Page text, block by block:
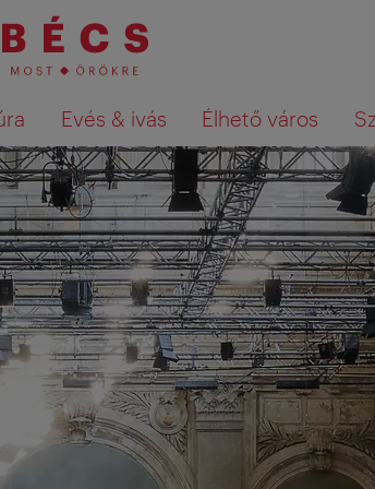
Evés & ivás Élhető város
találatok megjelenítése a